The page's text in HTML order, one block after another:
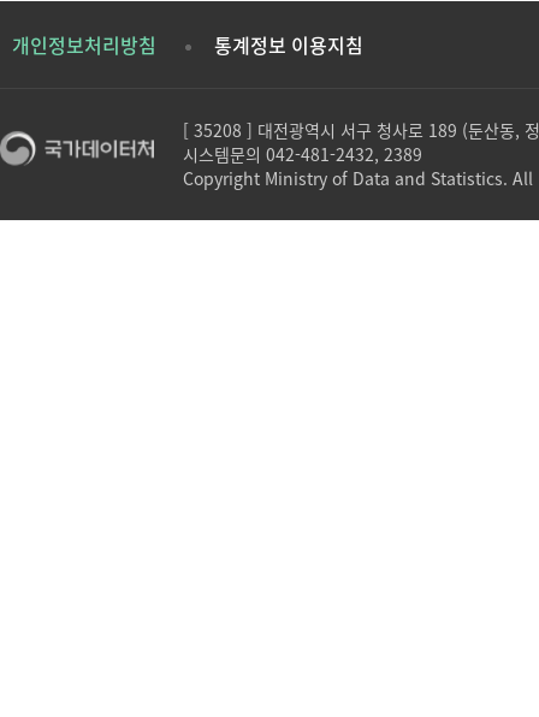
개인정보처리방침 통계정보 이용지침
[ 35208 ] 대전광역시 서구 청사로 189 (둔산동,
시스템문의 042-481-2432, 2389
Copyright Ministry of Data and Statistics.